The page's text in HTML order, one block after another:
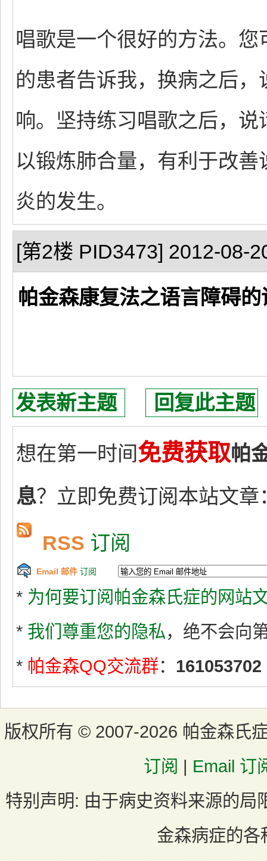
唱歌是一个很好的方法。
的患者告诉我，换病之后
响。坚持练习唱歌之后，
以锻炼肺合量，有利于改
炎的发生。
[第2楼 PID3473] 2012-08-
帕金森康复法之语言障碍
发表新主题 回复此主题
想在第一时间免费获取帕
息？立即免费订阅本站文章
RSS 订阅
Email 邮件 订阅
* 为何要订阅帕金森氏症的网站
* 我们尊重您的隐私，绝不会向
* 帕金森QQ交流群： 161053702
版权所有 © 2007-2026 帕金森氏
订阅 | Email 订
特别声明: 由于病史资料来源的局
金森病症的各